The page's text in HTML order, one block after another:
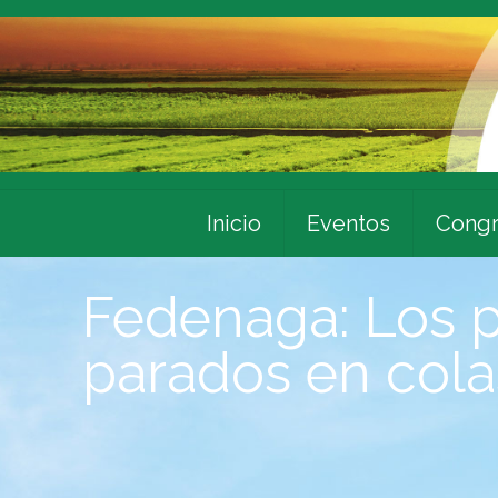
Inicio Eventos
Fedenaga: Los
parados en